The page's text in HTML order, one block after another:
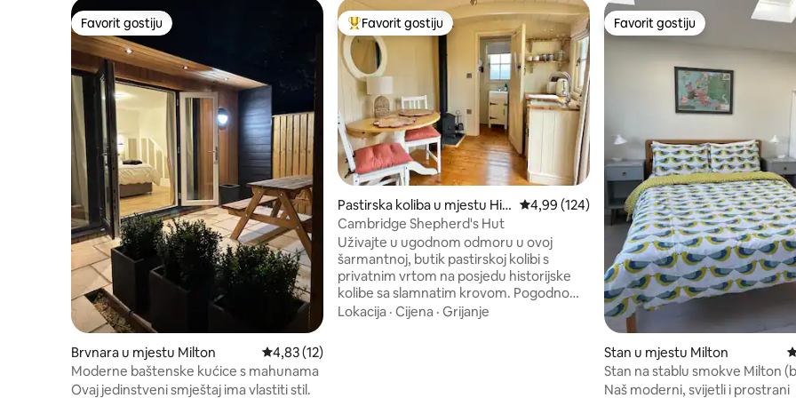
Favorit gostiju
Favorit gostiju
Brvnara u mjestu Milton Prosječna ocjena: 4,83 od 5, recenzija: 12
4,83 (12)
Moderne baštenske kućice s mahunama
Ovaj jedinstveni smještaj ima vlastiti stil.
Glavni favorit gostiju
Favorit gostiju
Pastirska koliba u mjestu His
ton
Prosječna ocjena: 4,99 od 5, recenzija: 124
4,99 (124)
Cambridge Shepherd's Hut
Uživajte u ugodnom odmoru u ovoj
šarmantnoj, butik pastirskoj kolibi s
privatnim vrtom na posjedu historijske
kolibe sa slamnatim krovom. Pogodno
smješten za istraživanje Cambridgea i
Lokacija · Cijena · Grijanje
Favorit gostiju
Favorit gostiju
Stan u mjestu Milton
Stan na stablu smokve Milton
parking)
Naš moderni, svijetli i prostrani